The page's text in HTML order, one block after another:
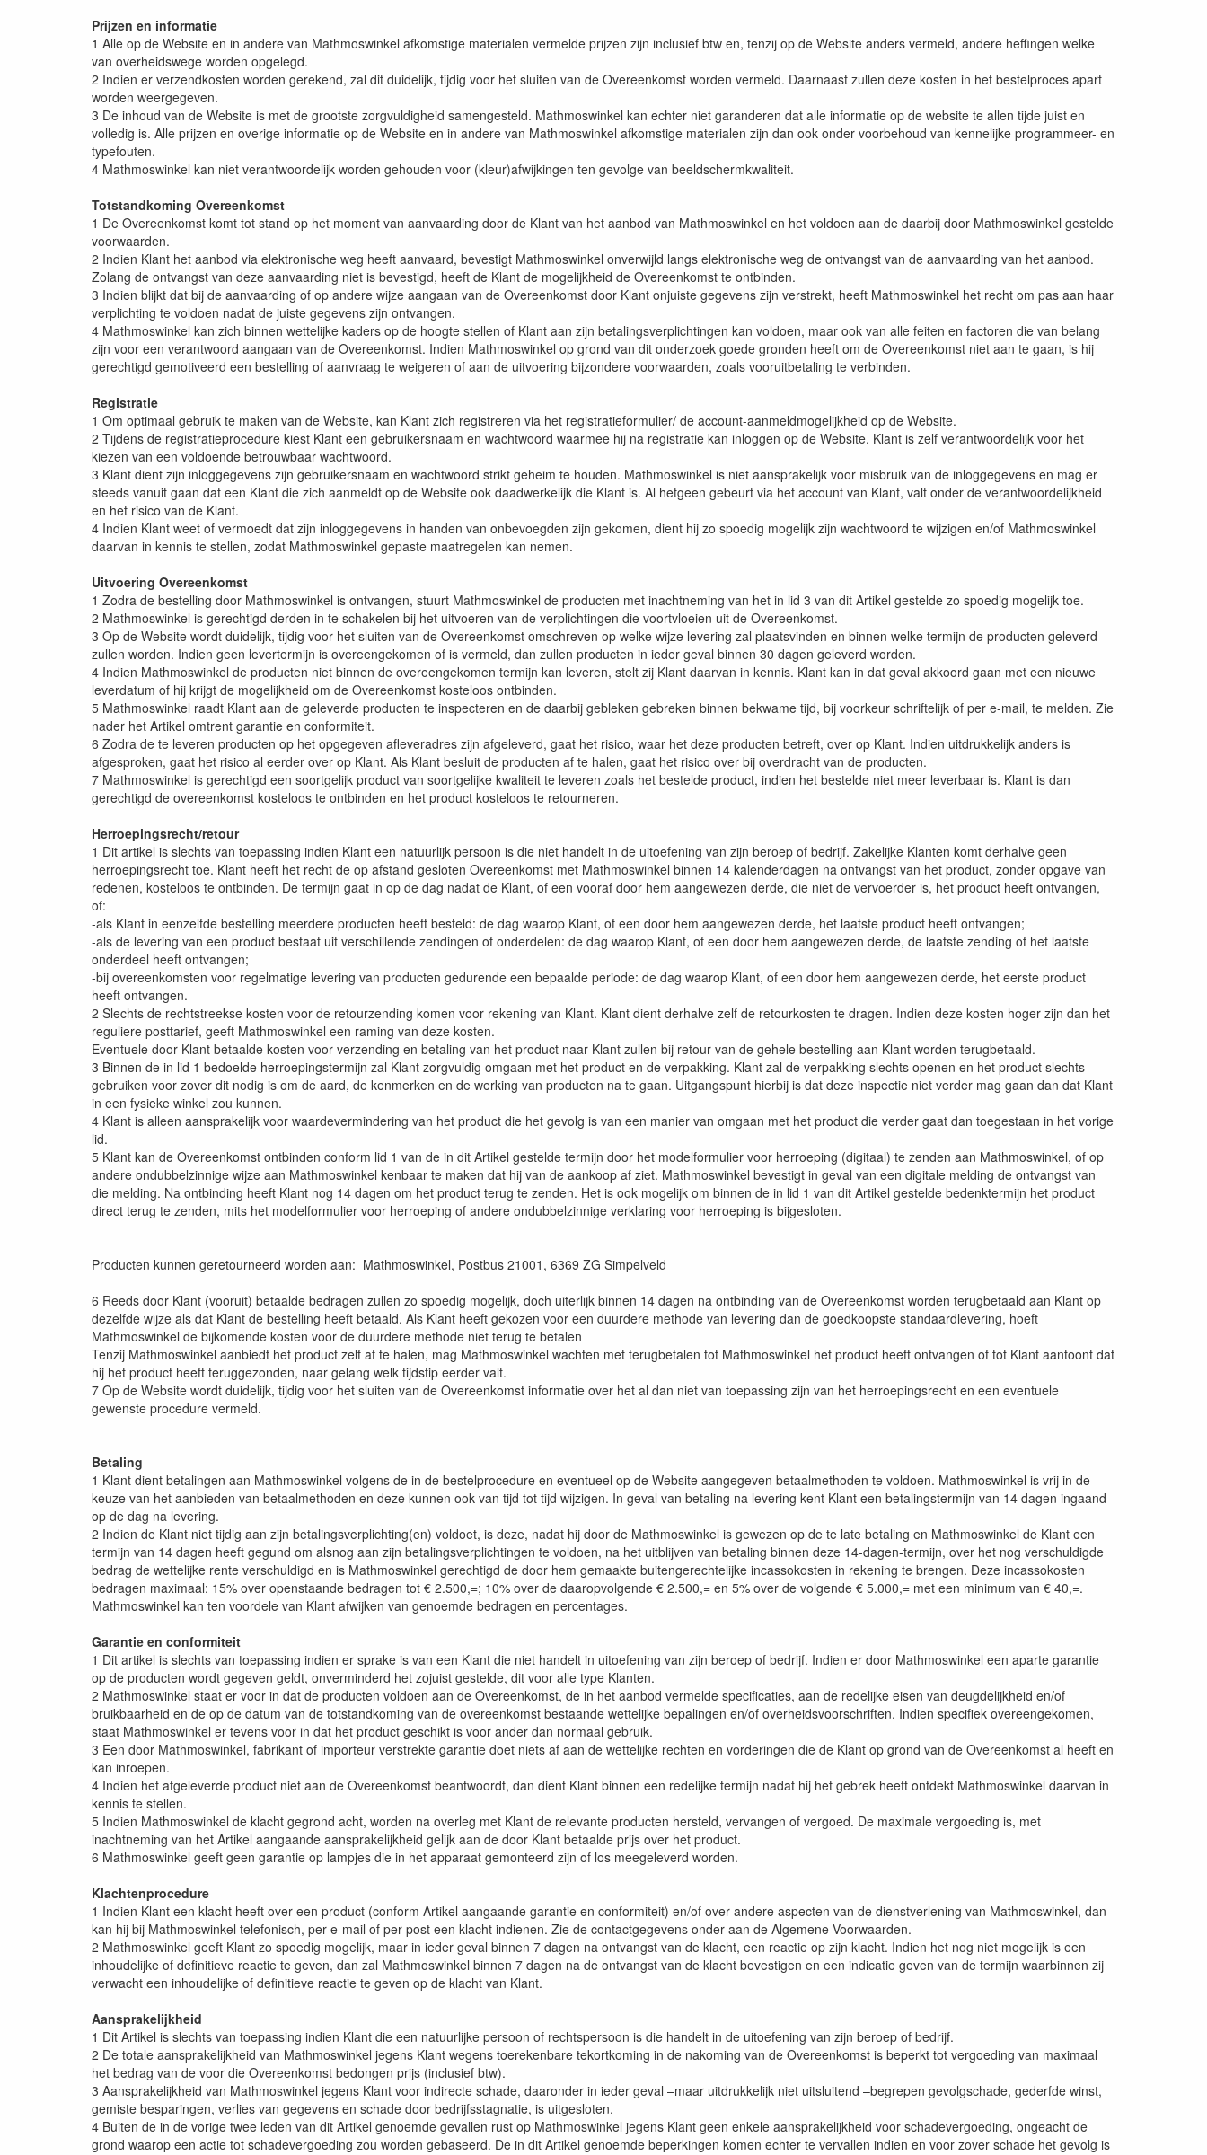
Prijzen en informatie
1 Alle op de Website en in andere van Mathmoswinkel afkomstige materialen vermelde prijzen zijn inclusief btw en, tenzij op de Website anders vermeld, andere heffingen welke
van overheidswege worden opgelegd.
2 Indien er verzendkosten worden gerekend, zal dit duidelijk, tijdig voor het sluiten van de Overeenkomst worden vermeld. Daarnaast zullen deze kosten in het bestelproces apart
worden weergegeven.
3 De inhoud van de Website is met de grootste zorgvuldigheid samengesteld. Mathmoswinkel kan echter niet garanderen dat alle informatie op de website te allen tijde juist en
volledig is. Alle prijzen en overige informatie op de Website en in andere van Mathmoswinkel afkomstige materialen zijn dan ook onder voorbehoud van kennelijke programmeer- en
typefouten.
4 Mathmoswinkel kan niet verantwoordelijk worden gehouden voor (kleur)afwijkingen ten gevolge van beeldschermkwaliteit.
Totstandkoming Overeenkomst
1 De Overeenkomst komt tot stand op het moment van aanvaarding door de Klant van het aanbod van Mathmoswinkel en het voldoen aan de daarbij door Mathmoswinkel gestelde
voorwaarden.
2 Indien Klant het aanbod via elektronische weg heeft aanvaard, bevestigt Mathmoswinkel onverwijld langs elektronische weg de ontvangst van de aanvaarding van het aanbod.
Zolang de ontvangst van deze aanvaarding niet is bevestigd, heeft de Klant de mogelijkheid de Overeenkomst te ontbinden.
3 Indien blijkt dat bij de aanvaarding of op andere wijze aangaan van de Overeenkomst door Klant onjuiste gegevens zijn verstrekt, heeft Mathmoswinkel het recht om pas aan haar
verplichting te voldoen nadat de juiste gegevens zijn ontvangen.
4 Mathmoswinkel kan zich binnen wettelijke kaders op de hoogte stellen of Klant aan zijn betalingsverplichtingen kan voldoen, maar ook van alle feiten en factoren die van belang
zijn voor een verantwoord aangaan van de Overeenkomst. Indien Mathmoswinkel op grond van dit onderzoek goede gronden heeft om de Overeenkomst niet aan te gaan, is hij
gerechtigd gemotiveerd een bestelling of aanvraag te weigeren of aan de uitvoering bijzondere voorwaarden, zoals vooruitbetaling te verbinden.
Registratie
1 Om optimaal gebruik te maken van de Website, kan Klant zich registreren via het registratieformulier/ de account-aanmeldmogelijkheid op de Website.
2 Tijdens de registratieprocedure kiest Klant een gebruikersnaam en wachtwoord waarmee hij na registratie kan inloggen op de Website. Klant is zelf verantwoordelijk voor het
kiezen van een voldoende betrouwbaar wachtwoord.
3 Klant dient zijn inloggegevens zijn gebruikersnaam en wachtwoord strikt geheim te houden. Mathmoswinkel is niet aansprakelijk voor misbruik van de inloggegevens en mag er
steeds vanuit gaan dat een Klant die zich aanmeldt op de Website ook daadwerkelijk die Klant is. Al hetgeen gebeurt via het account van Klant, valt onder de verantwoordelijkheid
en het risico van de Klant.
4 Indien Klant weet of vermoedt dat zijn inloggegevens in handen van onbevoegden zijn gekomen, dient hij zo spoedig mogelijk zijn wachtwoord te wijzigen en/of Mathmoswinkel
daarvan in kennis te stellen, zodat Mathmoswinkel gepaste maatregelen kan nemen.
Uitvoering Overeenkomst
1 Zodra de bestelling door Mathmoswinkel is ontvangen, stuurt Mathmoswinkel de producten met inachtneming van het in lid 3 van dit Artikel gestelde zo spoedig mogelijk toe.
2 Mathmoswinkel is gerechtigd derden in te schakelen bij het uitvoeren van de verplichtingen die voortvloeien uit de Overeenkomst.
3 Op de Website wordt duidelijk, tijdig voor het sluiten van de Overeenkomst omschreven op welke wijze levering zal plaatsvinden en binnen welke termijn de producten geleverd
zullen worden. Indien geen levertermijn is overeengekomen of is vermeld, dan zullen producten in ieder geval binnen 30 dagen geleverd worden.
4 Indien Mathmoswinkel de producten niet binnen de overeengekomen termijn kan leveren, stelt zij Klant daarvan in kennis. Klant kan in dat geval akkoord gaan met een nieuwe
leverdatum of hij krijgt de mogelijkheid om de Overeenkomst kosteloos ontbinden.
5 Mathmoswinkel raadt Klant aan de geleverde producten te inspecteren en de daarbij gebleken gebreken binnen bekwame tijd, bij voorkeur schriftelijk of per e-mail, te melden. Zie
nader het Artikel omtrent garantie en conformiteit.
6 Zodra de te leveren producten op het opgegeven afleveradres zijn afgeleverd, gaat het risico, waar het deze producten betreft, over op Klant. Indien uitdrukkelijk anders is
afgesproken, gaat het risico al eerder over op Klant. Als Klant besluit de producten af te halen, gaat het risico over bij overdracht van de producten.
7 Mathmoswinkel is gerechtigd een soortgelijk product van soortgelijke kwaliteit te leveren zoals het bestelde product, indien het bestelde niet meer leverbaar is. Klant is dan
gerechtigd de overeenkomst kosteloos te ontbinden en het product kosteloos te retourneren.
Herroepingsrecht/retour
1 Dit artikel is slechts van toepassing indien Klant een natuurlijk persoon is die niet handelt in de uitoefening van zijn beroep of bedrijf. Zakelijke Klanten komt derhalve geen
herroepingsrecht toe. Klant heeft het recht de op afstand gesloten Overeenkomst met Mathmoswinkel binnen 14 kalenderdagen na ontvangst van het product, zonder opgave van
redenen, kosteloos te ontbinden. De termijn gaat in op de dag nadat de Klant, of een vooraf door hem aangewezen derde, die niet de vervoerder is, het product heeft ontvangen,
of:
-als Klant in eenzelfde bestelling meerdere producten heeft besteld: de dag waarop Klant, of een door hem aangewezen derde, het laatste product heeft ontvangen;
-als de levering van een product bestaat uit verschillende zendingen of onderdelen: de dag waarop Klant, of een door hem aangewezen derde, de laatste zending of het laatste
onderdeel heeft ontvangen;
-bij overeenkomsten voor regelmatige levering van producten gedurende een bepaalde periode: de dag waarop Klant, of een door hem aangewezen derde, het eerste product
heeft ontvangen.
2 Slechts de rechtstreekse kosten voor de retourzending komen voor rekening van Klant. Klant dient derhalve zelf de retourkosten te dragen. Indien deze kosten hoger zijn dan het
reguliere posttarief, geeft Mathmoswinkel een raming van deze kosten.
Eventuele door Klant betaalde kosten voor verzending en betaling van het product naar Klant zullen bij retour van de gehele bestelling aan Klant worden terugbetaald.
3 Binnen de in lid 1 bedoelde herroepingstermijn zal Klant zorgvuldig omgaan met het product en de verpakking. Klant zal de verpakking slechts openen en het product slechts
gebruiken voor zover dit nodig is om de aard, de kenmerken en de werking van producten na te gaan. Uitgangspunt hierbij is dat deze inspectie niet verder mag gaan dan dat Klant
in een fysieke winkel zou kunnen.
4 Klant is alleen aansprakelijk voor waardevermindering van het product die het gevolg is van een manier van omgaan met het product die verder gaat dan toegestaan in het vorige
lid.
5 Klant kan de Overeenkomst ontbinden conform lid 1 van de in dit Artikel gestelde termijn door het modelformulier voor herroeping (digitaal) te zenden aan Mathmoswinkel, of op
andere ondubbelzinnige wijze aan Mathmoswinkel kenbaar te maken dat hij van de aankoop af ziet. Mathmoswinkel bevestigt in geval van een digitale melding de ontvangst van
die melding. Na ontbinding heeft Klant nog 14 dagen om het product terug te zenden. Het is ook mogelijk om binnen de in lid 1 van dit Artikel gestelde bedenktermijn het product
direct terug te zenden, mits het modelformulier voor herroeping of andere ondubbelzinnige verklaring voor herroeping is bijgesloten.
Producten kunnen geretourneerd worden aan: Mathmoswinkel, Postbus 21001, 6369 ZG Simpelveld
6 Reeds door Klant (vooruit) betaalde bedragen zullen zo spoedig mogelijk, doch uiterlijk binnen 14 dagen na ontbinding van de Overeenkomst worden terugbetaald aan Klant op
dezelfde wijze als dat Klant de bestelling heeft betaald. Als Klant heeft gekozen voor een duurdere methode van levering dan de goedkoopste standaardlevering, hoeft
Mathmoswinkel de bijkomende kosten voor de duurdere methode niet terug te betalen
Tenzij Mathmoswinkel aanbiedt het product zelf af te halen, mag Mathmoswinkel wachten met terugbetalen tot Mathmoswinkel het product heeft ontvangen of tot Klant aantoont dat
hij het product heeft teruggezonden, naar gelang welk tijdstip eerder valt.
7 Op de Website wordt duidelijk, tijdig voor het sluiten van de Overeenkomst informatie over het al dan niet van toepassing zijn van het herroepingsrecht en een eventuele
gewenste procedure vermeld.
Betaling
1 Klant dient betalingen aan Mathmoswinkel volgens de in de bestelprocedure en eventueel op de Website aangegeven betaalmethoden te voldoen. Mathmoswinkel is vrij in de
keuze van het aanbieden van betaalmethoden en deze kunnen ook van tijd tot tijd wijzigen. In geval van betaling na levering kent Klant een betalingstermijn van 14 dagen ingaand
op de dag na levering.
2 Indien de Klant niet tijdig aan zijn betalingsverplichting(en) voldoet, is deze, nadat hij door de Mathmoswinkel is gewezen op de te late betaling en Mathmoswinkel de Klant een
termijn van 14 dagen heeft gegund om alsnog aan zijn betalingsverplichtingen te voldoen, na het uitblijven van betaling binnen deze 14-dagen-termijn, over het nog verschuldigde
bedrag de wettelijke rente verschuldigd en is Mathmoswinkel gerechtigd de door hem gemaakte buitengerechtelijke incassokosten in rekening te brengen. Deze incassokosten
bedragen maximaal: 15% over openstaande bedragen tot € 2.500,=; 10% over de daaropvolgende € 2.500,= en 5% over de volgende € 5.000,= met een minimum van € 40,=.
Mathmoswinkel kan ten voordele van Klant afwijken van genoemde bedragen en percentages.
Garantie en conformiteit
1 Dit artikel is slechts van toepassing indien er sprake is van een Klant die niet handelt in uitoefening van zijn beroep of bedrijf. Indien er door Mathmoswinkel een aparte garantie
op de producten wordt gegeven geldt, onverminderd het zojuist gestelde, dit voor alle type Klanten.
2 Mathmoswinkel staat er voor in dat de producten voldoen aan de Overeenkomst, de in het aanbod vermelde specificaties, aan de redelijke eisen van deugdelijkheid en/of
bruikbaarheid en de op de datum van de totstandkoming van de overeenkomst bestaande wettelijke bepalingen en/of overheidsvoorschriften. Indien specifiek overeengekomen,
staat Mathmoswinkel er tevens voor in dat het product geschikt is voor ander dan normaal gebruik.
3 Een door Mathmoswinkel, fabrikant of importeur verstrekte garantie doet niets af aan de wettelijke rechten en vorderingen die de Klant op grond van de Overeenkomst al heeft en
kan inroepen.
4 Indien het afgeleverde product niet aan de Overeenkomst beantwoordt, dan dient Klant binnen een redelijke termijn nadat hij het gebrek heeft ontdekt Mathmoswinkel daarvan in
kennis te stellen.
5 Indien Mathmoswinkel de klacht gegrond acht, worden na overleg met Klant de relevante producten hersteld, vervangen of vergoed. De maximale vergoeding is, met
inachtneming van het Artikel aangaande aansprakelijkheid gelijk aan de door Klant betaalde prijs over het product.
6 Mathmoswinkel geeft geen garantie op lampjes die in het apparaat gemonteerd zijn of los meegeleverd worden.
Klachtenprocedure
1 Indien Klant een klacht heeft over een product (conform Artikel aangaande garantie en conformiteit) en/of over andere aspecten van de dienstverlening van Mathmoswinkel, dan
kan hij bij Mathmoswinkel telefonisch, per e-mail of per post een klacht indienen. Zie de contactgegevens onder aan de Algemene Voorwaarden.
2 Mathmoswinkel geeft Klant zo spoedig mogelijk, maar in ieder geval binnen 7 dagen na ontvangst van de klacht, een reactie op zijn klacht. Indien het nog niet mogelijk is een
inhoudelijke of definitieve reactie te geven, dan zal Mathmoswinkel binnen 7 dagen na de ontvangst van de klacht bevestigen en een indicatie geven van de termijn waarbinnen zij
verwacht een inhoudelijke of definitieve reactie te geven op de klacht van Klant.
Aansprakelijkheid
1 Dit Artikel is slechts van toepassing indien Klant die een natuurlijke persoon of rechtspersoon is die handelt in de uitoefening van zijn beroep of bedrijf.
2 De totale aansprakelijkheid van Mathmoswinkel jegens Klant wegens toerekenbare tekortkoming in de nakoming van de Overeenkomst is beperkt tot vergoeding van maximaal
het bedrag van de voor die Overeenkomst bedongen prijs (inclusief btw).
3 Aansprakelijkheid van Mathmoswinkel jegens Klant voor indirecte schade, daaronder in ieder geval –maar uitdrukkelijk niet uitsluitend –begrepen gevolgschade, gederfde winst,
gemiste besparingen, verlies van gegevens en schade door bedrijfsstagnatie, is uitgesloten.
4 Buiten de in de vorige twee leden van dit Artikel genoemde gevallen rust op Mathmoswinkel jegens Klant geen enkele aansprakelijkheid voor schadevergoeding, ongeacht de
grond waarop een actie tot schadevergoeding zou worden gebaseerd. De in dit Artikel genoemde beperkingen komen echter te vervallen indien en voor zover schade het gevolg is